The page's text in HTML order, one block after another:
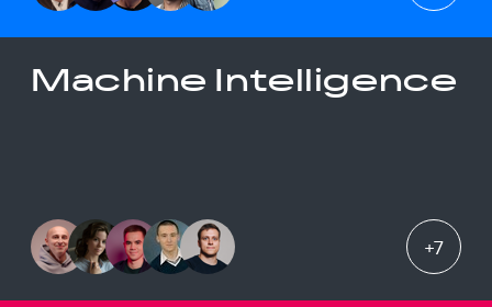
Machine Intelligence
+7